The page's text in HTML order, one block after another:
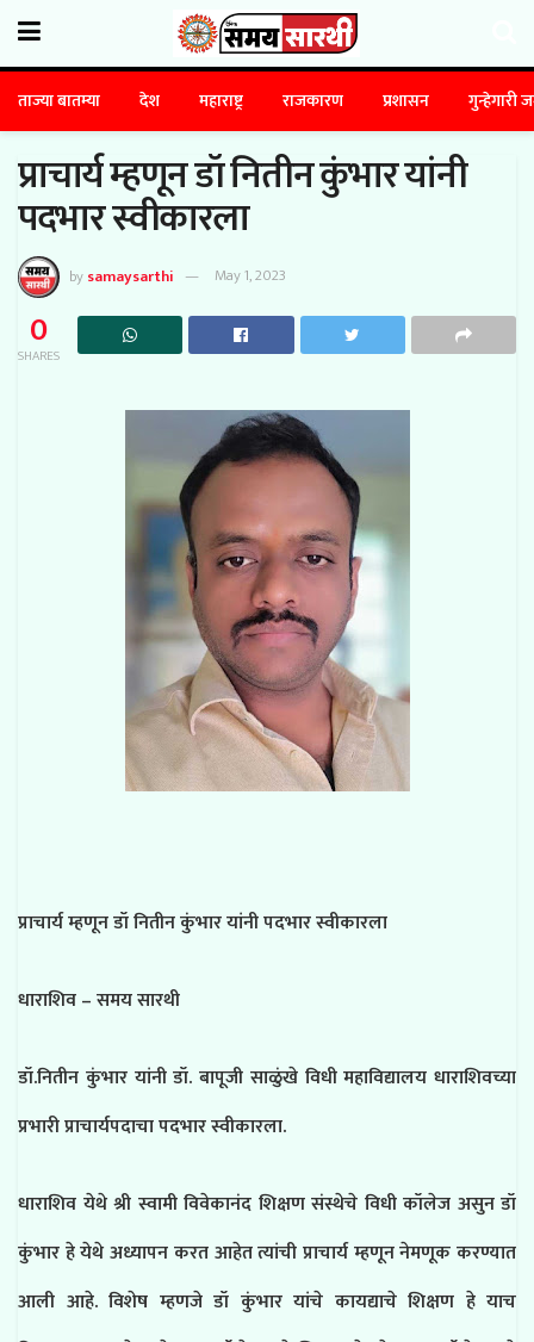
ताज्या बातम्या देश महाराष्ट्र राजकारण प्रशासन गुन्हेगारी
प्राचार्य म्हणून डॉ नितीन कुंभार यांनी
पदभार स्वीकारला
bysamaysarthi May 1, 2023
0
SHARES
प्राचार्य म्हणून डॉ नितीन कुंभार यांनी पदभार स्वीकारला
धाराशिव – समय सारथी
डॉ.नितीन कुंभार यांनी डॉ. बापूजी साळुंखे विधी महाविद्यालय धाराशिवच्या
प्रभारी प्राचार्यपदाचा पदभार स्वीकारला.
धाराशिव येथे श्री स्वामी विवेकानंद शिक्षण संस्थेचे विधी कॉलेज असुन डॉ
कुंभार हे येथे अध्यापन करत आहेत त्यांची प्राचार्य म्हणून नेमणूक करण्यात
आली आहे. विशेष म्हणजे डॉ कुंभार यांचे कायद्याचे शिक्षण हे याच